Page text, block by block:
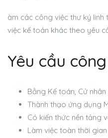
àm các công việc thư ký linh
việc kế toán khác theo yêu
Yêu cầu
Bằng Kế toán, Cử
Thành thạo ứng dụng
Có kiến ​​thức nền tảng
Làm việc toàn thời